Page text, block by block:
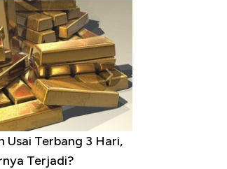
Usai Terbang 3 Hari,
Terjadi?